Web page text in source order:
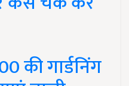
की गार्डनिंग